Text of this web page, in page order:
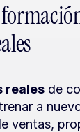
reales de
a
ventas,